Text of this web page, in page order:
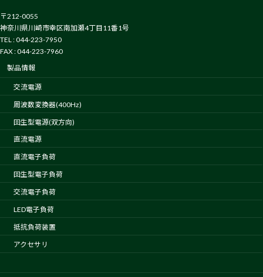
〒212-0055
神奈川県川崎市幸区南加瀬4丁目11番1号
TEL : 044-223-7950
FAX : 044-223-7960
製品情報
交流電源
周波数変換器(400Hz)
回生型電源(双方向)
直流電源
直流電子負荷
回生型電子負荷
交流電子負荷
LED電子負荷
抵抗負荷装置
アクセサリ